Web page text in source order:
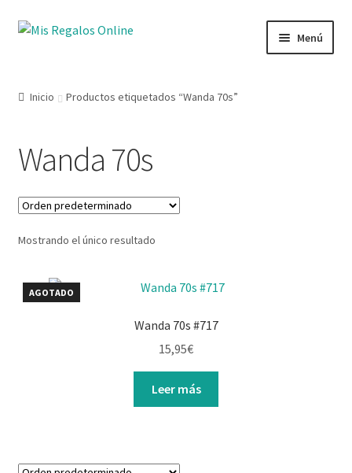
Menú
Secciones
Ofertas
Novedades
Lista de deseos
Inicio Productos etiquetados “Wanda 70s”
Wanda 70s
Mostrando el único resultado
AGOTADO
Wanda 70s #717
15,95€
Leer más